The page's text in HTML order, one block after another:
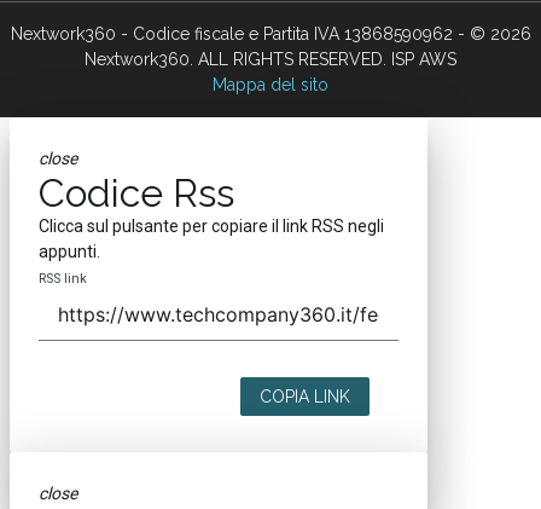
Nextwork360 - Codice fiscale e Partita IVA 13868590962 - © 2026
Nextwork360. ALL RIGHTS RESERVED. ISP AWS
Mappa del sito
close
Codice Rss
Clicca sul pulsante per copiare il link RSS negli
appunti.
RSS link
COPIA LINK
close